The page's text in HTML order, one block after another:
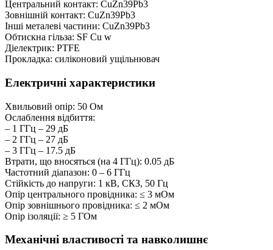
Центральний контакт: CuZn39Pb3
Зовнішній контакт: CuZn39Pb3
Інші металеві частини: CuZn39Pb3
Обтискна гільза: SF Cu w
Діелектрик: PTFE
Прокладка: силіконовий ущільнювач
Електричні характеристики
Хвильовий опір: 50 Ом
Ослаблення відбиття:
– 1 ГГц – 29 дБ
– 2 ГГц – 27 дБ
– 3 ГГц – 17.5 дБ
Втрати, що вносяться (на 4 ГГц): 0.05 дБ
Частотний діапазон: 0 – 6 ГГц
Стійкість до напруги: 1 кВ, СКЗ, 50 Гц
Опір центрального провідника: ≤ 3 мОм
Опір зовнішнього провідника: ≤ 2 мОм
Опір ізоляції: ≥ 5 ГОм
Механічні властивості та навколишнє